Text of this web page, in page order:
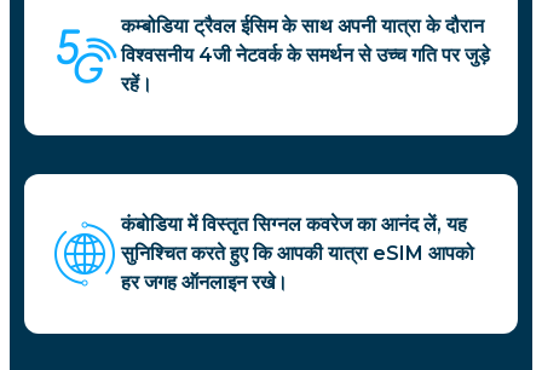
कम्बोडिया ट्रैवल ईसिम के साथ अपनी यात्रा के दौरान
विश्वसनीय 4जी नेटवर्क के समर्थन से उच्च गति पर जुड़े
रहें।
कंबोडिया में विस्तृत सिग्नल कवरेज का आनंद लें, यह
सुनिश्चित करते हुए कि आपकी यात्रा eSIM आपको
हर जगह ऑनलाइन रखे।